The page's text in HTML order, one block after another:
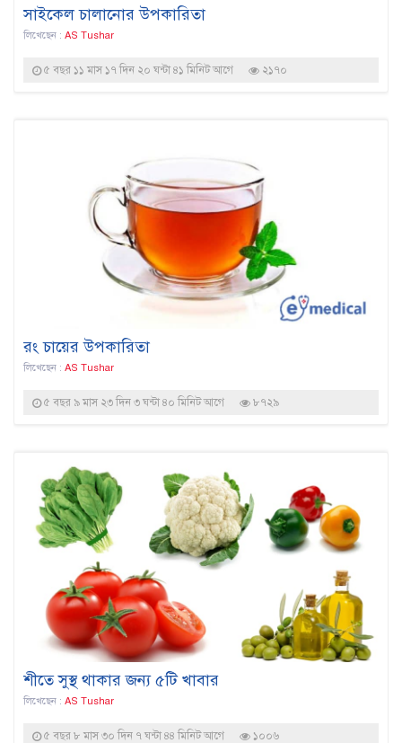
সাইকেল চালানোর উপকারিতা
লিখেছেন : AS Tushar
৫ বছর ১১ মাস ১৭ দিন ২০ ঘন্টা ৪১ মিনিট আগে ২১৭০
রং চায়ের উপকারিতা
লিখেছেন : AS Tushar
৫ বছর ৯ মাস ২৩ দিন ৩ ঘন্টা ৪০ মিনিট আগে ৮৭২৯
শীতে সুস্থ থাকার জন্য ৫টি খাবার
লিখেছেন : AS Tushar
৫ বছর ৮ মাস ৩০ দিন ৭ ঘন্টা ৪৪ মিনিট আগে ১০০৬